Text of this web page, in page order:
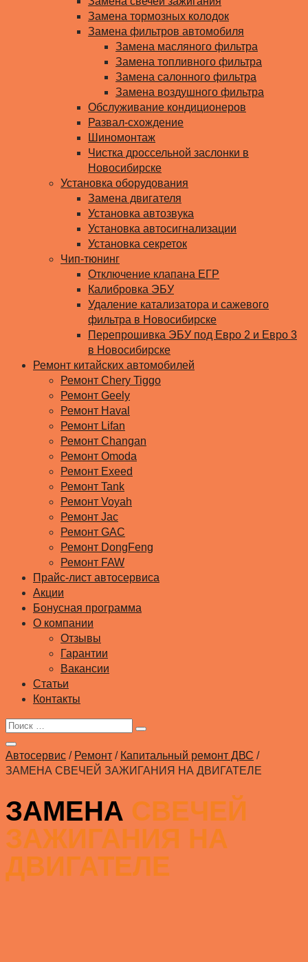
Замена тормозных колодок
Замена фильтров автомобиля
Замена масляного фильтра
Замена топливного фильтра
Замена салонного фильтра
Замена воздушного фильтра
Обслуживание кондиционеров
Развал-схождение
Шиномонтаж
Чистка дроссельной заслонки в
Новосибирске
Установка оборудования
Замена двигателя
Установка автозвука
Установка автосигнализации
Установка секреток
Чип-тюнинг
Отключение клапана ЕГР
Калибровка ЭБУ
Удаление катализатора и сажевого
фильтра в Новосибирске
Перепрошивка ЭБУ под Евро 2 и Евро 3
в Новосибирске
Ремонт китайских автомобилей
Ремонт Chery Tiggo
Ремонт Geely
Ремонт Haval
Ремонт Lifan
Ремонт Changan
Ремонт Omoda
Ремонт Exeed
Ремонт Tank
Ремонт Voyah
Ремонт Jac
Ремонт GAC
Ремонт DongFeng
Ремонт FAW
Прайс-лист автосервиса
Акции
Бонусная программа
О компании
Отзывы
Гарантии
Вакансии
Статьи
Контакты
Автосервис / Ремонт / Капитальный ремонт ДВС /
ЗАМЕНА СВЕЧЕЙ ЗАЖИГАНИЯ НА ДВИГАТЕЛЕ
ЗАМЕНА СВЕЧЕЙ
ЗАЖИГАНИЯ НА
ДВИГАТЕЛЕ